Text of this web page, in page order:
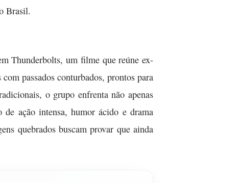
Brasil.
Thunderbolts, um filme que reúne ex-
passados conturbados, prontos para
o grupo enfrenta não apenas
de ação intensa, humor ácido e drama
quebrados buscam provar que ainda